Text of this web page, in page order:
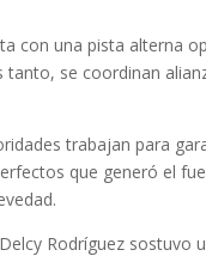
con una pista alterna
tanto, se coordinan
trabajan para
que generó el
Rodríguez